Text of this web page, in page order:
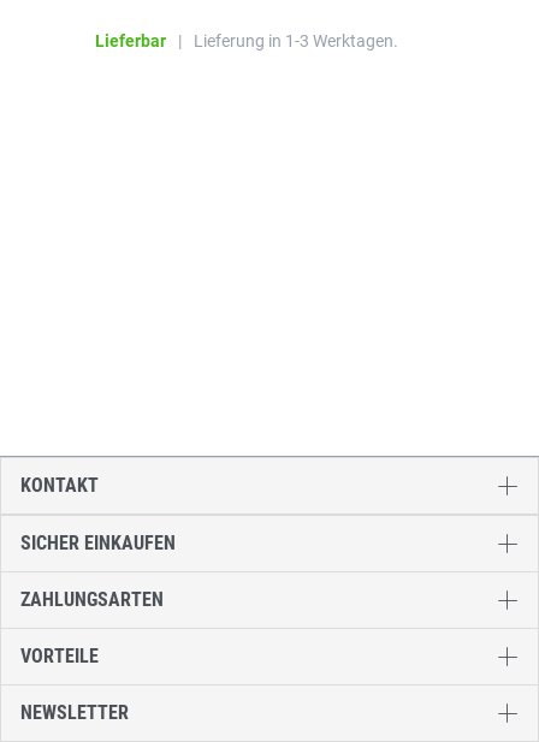
Lieferbar | Lieferung in 1-3 Werktagen.
SICHER EINKAUFEN
ZAHLUNGSARTEN
VORTEILE
NEWSLETTER
KONTAKT